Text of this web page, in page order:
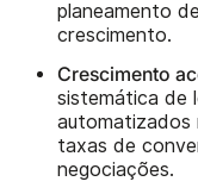
planeamento
crescimento.
Crescimento
sistemática de
automatizados
taxas de
negociações.